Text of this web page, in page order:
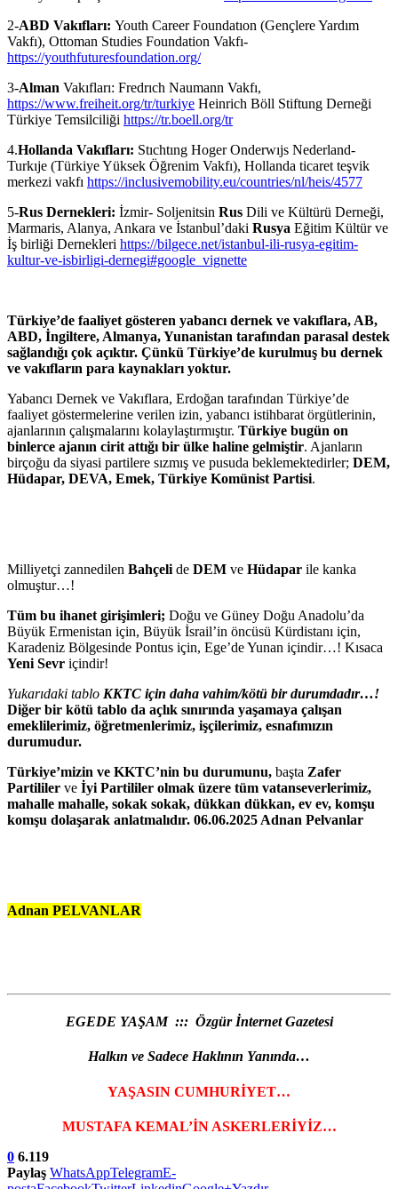
2-ABD Vakıfları: Youth Career Foundatıon (Gençlere Yardım
Vakfı), Ottoman Studies Foundation Vakfı-
https://youthfuturesfoundation.org/
3-Alman Vakıfları: Fredrıch Naumann Vakfı,
https://www.freiheit.org/tr/turkiye Heinrich Böll Stiftung Derneği
Türkiye Temsilciliği https://tr.boell.org/tr
4.Hollanda Vakıfları: Stıchtıng Hoger Onderwıjs Nederland-
Turkıje (Türkiye Yüksek Öğrenim Vakfı), Hollanda ticaret teşvik
merkezi vakfı https://inclusivemobility.eu/countries/nl/heis/4577
5-Rus Dernekleri: İzmir- Soljenitsin Rus Dili ve Kültürü Derneği,
Marmaris, Alanya, Ankara ve İstanbul’daki Rusya Eğitim Kültür ve
İş birliği Dernekleri https://bilgece.net/istanbul-ili-rusya-egitim-
kultur-ve-isbirligi-dernegi#google_vignette
Türkiye’de faaliyet gösteren yabancı dernek ve vakıflara, AB,
ABD, İngiltere, Almanya, Yunanistan tarafından parasal destek
sağlandığı çok açıktır. Çünkü Türkiye’de kurulmuş bu dernek
ve vakıfların para kaynakları yoktur.
Yabancı Dernek ve Vakıflara, Erdoğan tarafından Türkiye’de
faaliyet göstermelerine verilen izin, yabancı istihbarat örgütlerinin,
ajanlarının çalışmalarını kolaylaştırmıştır. Türkiye bugün on
binlerce ajanın cirit attığı bir ülke haline gelmiştir. Ajanların
birçoğu da siyasi partilere sızmış ve pusuda beklemektedirler; DEM,
Hüdapar, DEVA, Emek, Türkiye Komünist Partisi.
Milliyetçi zannedilen Bahçeli de DEM ve Hüdapar ile kanka
olmuştur…!
Tüm bu ihanet girişimleri; Doğu ve Güney Doğu Anadolu’da
Büyük Ermenistan için, Büyük İsrail’in öncüsü Kürdistanı için,
Karadeniz Bölgesinde Pontus için, Ege’de Yunan içindir…! Kısaca
Yeni Sevr içindir!
Yukarıdaki tablo KKTC için daha vahim/kötü bir durumdadır…!
Diğer bir kötü tablo da açlık sınırında yaşamaya çalışan
emeklilerimiz, öğretmenlerimiz, işçilerimiz, esnafımızın
durumudur.
Türkiye’mizin ve KKTC’nin bu durumunu, başta Zafer
Partililer ve İyi Partililer olmak üzere tüm vatanseverlerimiz,
mahalle mahalle, sokak sokak, dükkan dükkan, ev ev, komşu
komşu dolaşarak anlatmalıdır. 06.06.2025 Adnan Pelvanlar
Adnan PELVANLAR
EGEDE YAŞAM ::: Özgür İnternet Gazetesi
Halkın ve Sadece Haklının Yanında…
YAŞASIN CUMHURİYET…
MUSTAFA KEMAL’İN ASKERLERİYİZ…
0 6.119
Paylaş WhatsAppTelegramE-